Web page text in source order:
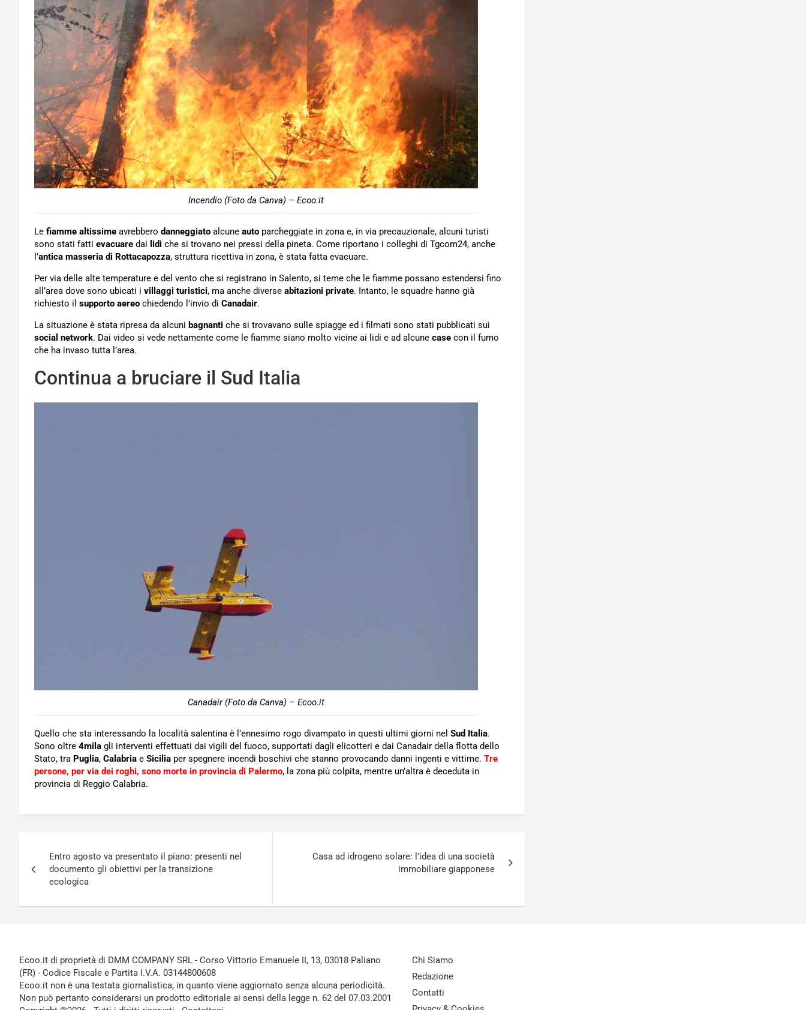
Incendio (Foto da Canva) – Ecoo.it
Le fiamme altissime avrebbero danneggiato alcune auto parcheggiate in zona e, in via precauzionale, alcuni turisti
sono stati fatti evacuare dai lidi che si trovano nei pressi della pineta. Come riportano i colleghi di Tgcom24, anche
l’antica masseria di Rottacapozza, struttura ricettiva in zona, è stata fatta evacuare.
Per via delle alte temperature e del vento che si registrano in Salento, si teme che le fiamme possano estendersi fino
all’area dove sono ubicati i villaggi turistici, ma anche diverse abitazioni private. Intanto, le squadre hanno già
richiesto il supporto aereo chiedendo l’invio di Canadair.
La situazione è stata ripresa da alcuni bagnanti che si trovavano sulle spiagge ed i filmati sono stati pubblicati sui
social network. Dai video si vede nettamente come le fiamme siano molto vicine ai lidi e ad alcune case con il fumo
che ha invaso tutta l’area.
Continua a bruciare il Sud Italia
Canadair (Foto da Canva) – Ecoo.it
Quello che sta interessando la località salentina è l’ennesimo rogo divampato in questi ultimi giorni nel Sud Italia.
Sono oltre 4mila gli interventi effettuati dai vigili del fuoco, supportati dagli elicotteri e dai Canadair della flotta dello
Stato, tra Puglia, Calabria e Sicilia per spegnere incendi boschivi che stanno provocando danni ingenti e vittime. Tre
persone, per via dei roghi, sono morte in provincia di Palermo, la zona più colpita, mentre un’altra è deceduta in
provincia di Reggio Calabria.
articoli
Entro agosto va presentato il piano: presenti nel
documento gli obiettivi per la transizione
ecologica
Casa ad idrogeno solare: l’idea di una società
immobiliare giapponese
Ecoo.it di proprietà di DMM COMPANY SRL - Corso Vittorio Emanuele II, 13, 03018 Paliano
(FR) - Codice Fiscale e Partita I.V.A. 03144800608
Ecoo.it non è una testata giornalistica, in quanto viene aggiornato senza alcuna periodicità.
Non può pertanto considerarsi un prodotto editoriale ai sensi della legge n. 62 del 07.03.2001
Chi Siamo
Redazione
Contatti